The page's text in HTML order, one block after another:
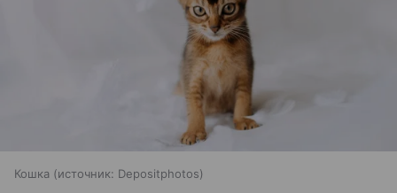
Кошка источник: Depositphotos